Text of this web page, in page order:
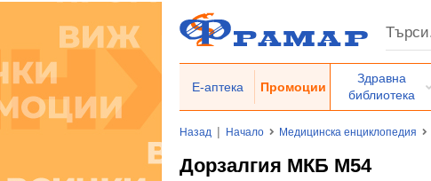
Е-аптека Промоции
Здравна
библиотека
Назад | Начало Медицинска енциклопедия
Дорзалгия МКБ M54